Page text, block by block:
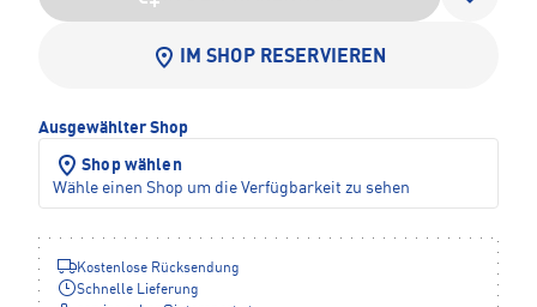
IM SHOP RESERVIEREN
Ausgewählter Shop
Shop wählen
Wähle einen Shop um die Verfügbarkeit zu sehen
Kostenlose Rücksendung
Schnelle Lieferung